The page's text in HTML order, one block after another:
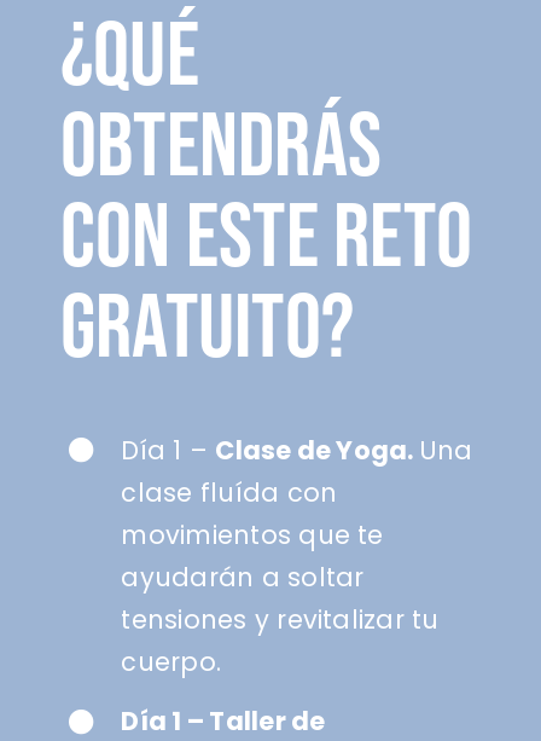
¿QUÉ
OBTENDRÁS
CON ESTE RETO
GRATUITO?
Día 1 – Clase de Yoga. Una
clase fluída con
movimientos que te
ayudarán a soltar
tensiones y revitalizar tu
cuerpo.
Día 1 – Taller de